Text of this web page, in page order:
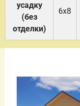
усадку
(без
отделки)
6х8